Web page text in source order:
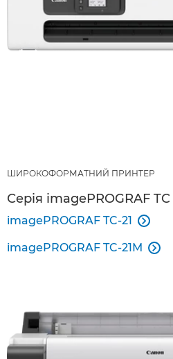
ШИРОКОФОРМАТНИЙ ПРИНТЕР
Серія imagePROGRAF TC
imagePROGRAF TC-21 
imagePROGRAF TC-21M 